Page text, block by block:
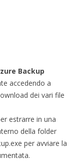
Backup
accedendo a
dei vari file
estrarre in una
della folder
per avviare la